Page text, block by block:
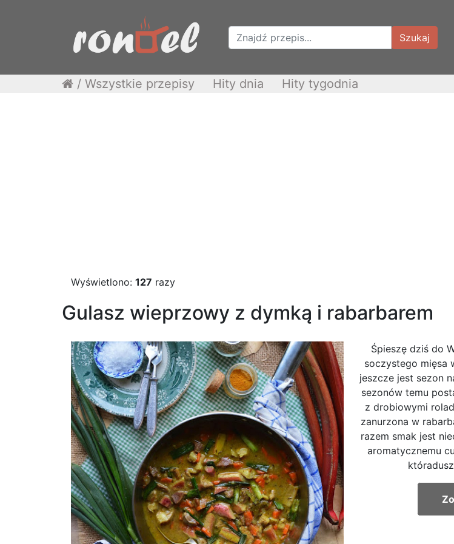
Szukaj
/ Wszystkie przepisy Hity dnia Hity tygodnia
Wyświetlono: 127 razy
Gulasz wieprzowy z dymką i rabarbarem
Śpieszę dziś do
soczystego mięsa
jeszcze jest sezon
sezonów temu
z drobiowymi
zanurzona w
razem smak jest
aromatycznemu